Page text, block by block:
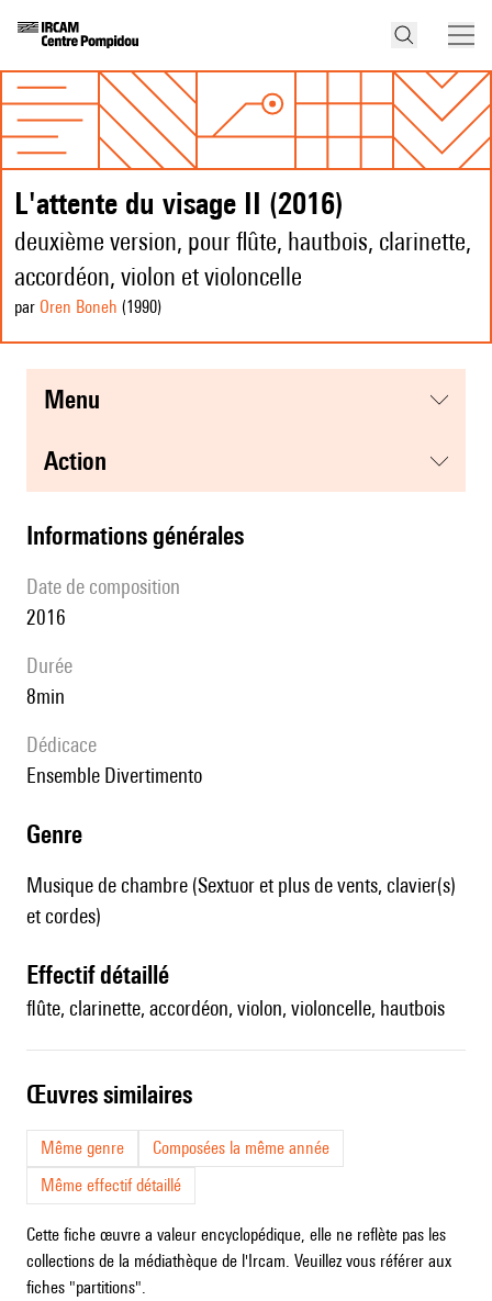
L'attente du visage II (2016)
deuxième version, pour flûte, hautbois, clarinette,
accordéon, violon et violoncelle
par Oren Boneh (1990)
menu
action
informations générales
date de composition
2016
durée
8min
Dédicace
Ensemble Divertimento
genre
Musique de chambre (Sextuor et plus de vents, clavier(s)
et cordes)
effectif détaillé
flûte, clarinette, accordéon, violon, violoncelle, hautbois
œuvres similaires
Même genre
Composées la même année
Même effectif détaillé
Cette fiche œuvre a valeur encyclopédique, elle ne reflète pas les
collections de la médiathèque de l'Ircam. Veuillez vous référer aux
fiches "partitions".